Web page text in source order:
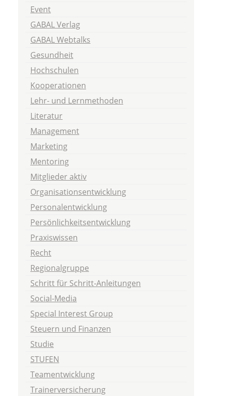
Event
GABAL Verlag
GABAL Webtalks
Gesundheit
Hochschulen
Kooperationen
Lehr- und Lernmethoden
Literatur
Management
Marketing
Mentoring
Mitglieder aktiv
Organisationsentwicklung
Personalentwicklung
Persönlichkeitsentwicklung
Praxiswissen
Recht
Regionalgruppe
Schritt für Schritt-Anleitungen
Social-Media
Special Interest Group
Steuern und Finanzen
Studie
STUFEN
Teamentwicklung
Trainerversicherung